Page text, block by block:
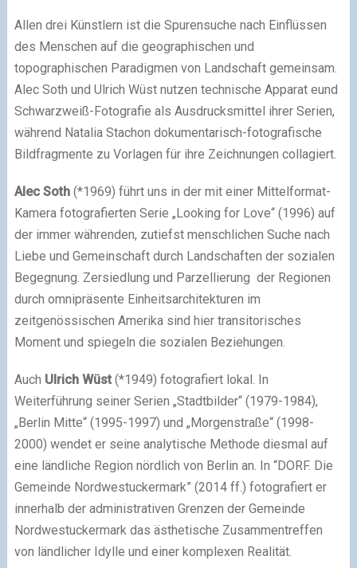
Allen drei Künstlern ist die Spurensuche nach Einflüssen
des Menschen auf die geographischen und
topographischen Paradigmen von Landschaft gemeinsam.
Alec Soth und Ulrich Wüst nutzen technische Apparat eund
Schwarzweiß-Fotografie als Ausdrucksmittel ihrer Serien,
während Natalia Stachon dokumentarisch-fotografische
Bildfragmente zu Vorlagen für ihre Zeichnungen collagiert.
Alec Soth(*1969) führt uns in der mit einer Mittelformat-
Kamera fotografierten Serie „Looking for Love“ (1996) auf
der immer währenden, zutiefst menschlichen Suche nach
Liebe und Gemeinschaft durch Landschaften der sozialen
Begegnung. Zersiedlung und Parzellierung der Regionen
durch omnipräsente Einheitsarchitekturen im
zeitgenössischen Amerika sind hier transitorisches
Moment und spiegeln die sozialen Beziehungen.
Auch Ulrich Wüst(*1949) fotografiert lokal. In
Weiterführung seiner Serien „Stadtbilder“ (1979-1984),
„Berlin Mitte“ (1995-1997) und „Morgenstraße“ (1998-
2000) wendet er seine analytische Methode diesmal auf
eine ländliche Region nördlich von Berlin an. In “DORF. Die
Gemeinde Nordwestuckermark” (2014 ff.) fotografiert er
innerhalb der administrativen Grenzen der Gemeinde
Nordwestuckermark das ästhetische Zusammentreffen
von ländlicher Idylle und einer komplexen Realität.